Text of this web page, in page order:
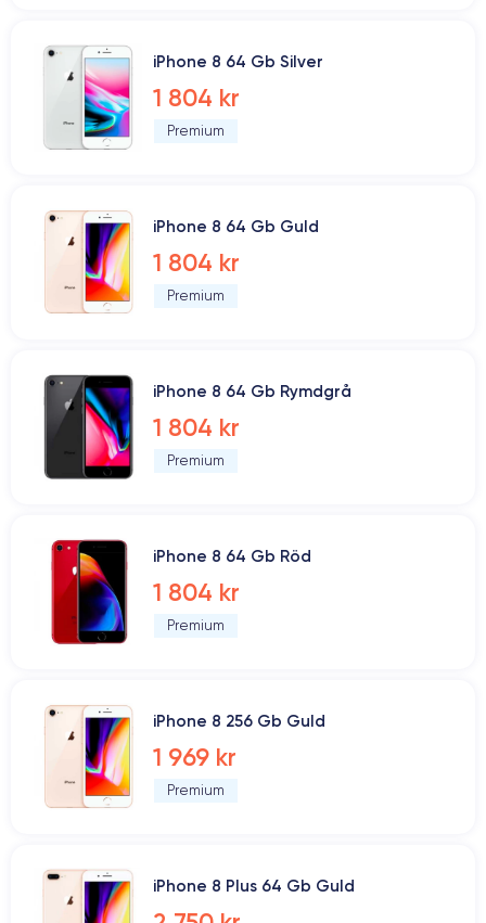
iPhone 8 64 Gb Silver
1 804 kr
Premium
iPhone 8 64 Gb Guld
1 804 kr
Premium
iPhone 8 64 Gb Rymdgrå
1 804 kr
Premium
iPhone 8 64 Gb Röd
1 804 kr
Premium
iPhone 8 256 Gb Guld
1 969 kr
Premium
iPhone 8 Plus 64 Gb Guld